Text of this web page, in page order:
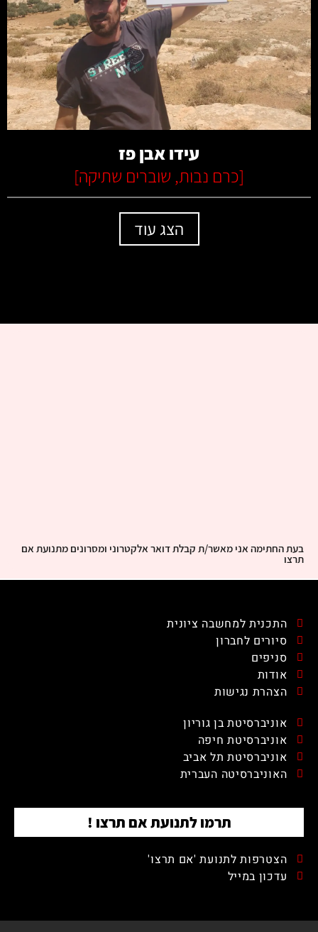
קרא עוד
עידו אבן פז
[כרם נבות, שוברים שתיקה]
הצג עוד
בעת החתימה אני מאשר/ת קבלת דואר אלקטרוני ומסרונים מתנועת אם
תרצו
התכנית למחשבה ציונית
סיורים לחברון
סניפים
אודות
הצהרת נגישות
אוניברסיטת בן גוריון
אוניברסיטת חיפה
אוניברסיטת תל אביב
האוניברסיטה העברית
תרמו לתנועת אם תרצו !
הצטרפות לתנועת 'אם תרצו'
עדכון במייל